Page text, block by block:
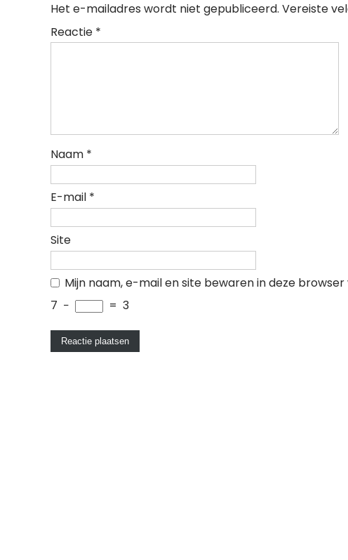
Het e-mailadres wordt niet gepubliceerd. Vereiste
Reactie *
Naam *
E-mail *
Site
Mijn naam, e-mail en site bewaren in deze
7 − = 3